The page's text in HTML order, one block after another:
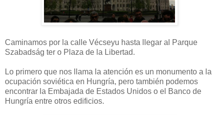
Caminamos por la calle Vécseyu hasta llegar al Parque
Szabadság ter o Plaza de la Libertad.
Lo primero que nos llama la atención es un monumento a la
ocupación soviética en Hungría, pero también podemos
encontrar la Embajada de Estados Unidos o el Banco de
Hungría entre otros edificios.